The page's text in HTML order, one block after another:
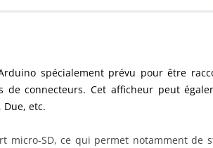
spécialement prévu pour être
de connecteurs. Cet afficheur peut
Due, etc.
micro-SD, ce qui permet notamment de